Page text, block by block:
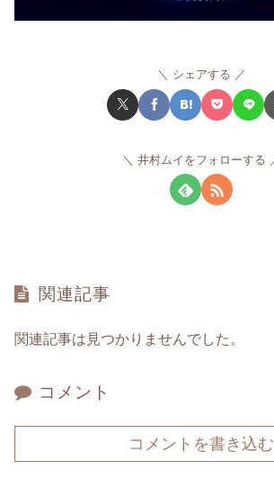
シェアする
井村ムイをフォローする
関連記事
関連記事は見つかりませんでした。
コメント
コメントを書き込む